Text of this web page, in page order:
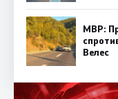
МВР:
Велес